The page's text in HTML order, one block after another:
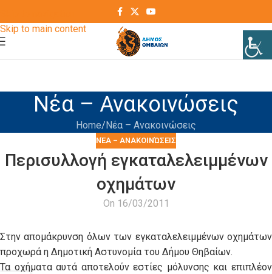
Skip to main content
Νέα – Ανακοινώσεις
Home Νέα – Ανακοινώσεις
ΝΈΑ – ΑΝΑΚΟΙΝΏΣΕΙΣ
Περισυλλογή εγκαταλελειμμένων
οχημάτων
On 16/03/2011
Στην απομάκρυνση όλων των εγκαταλελειμμένων οχημάτων
προχωρά η Δημοτική Αστυνομία του Δήμου Θηβαίων.
Τα οχήματα αυτά αποτελούν εστίες μόλυνσης και επιπλέον